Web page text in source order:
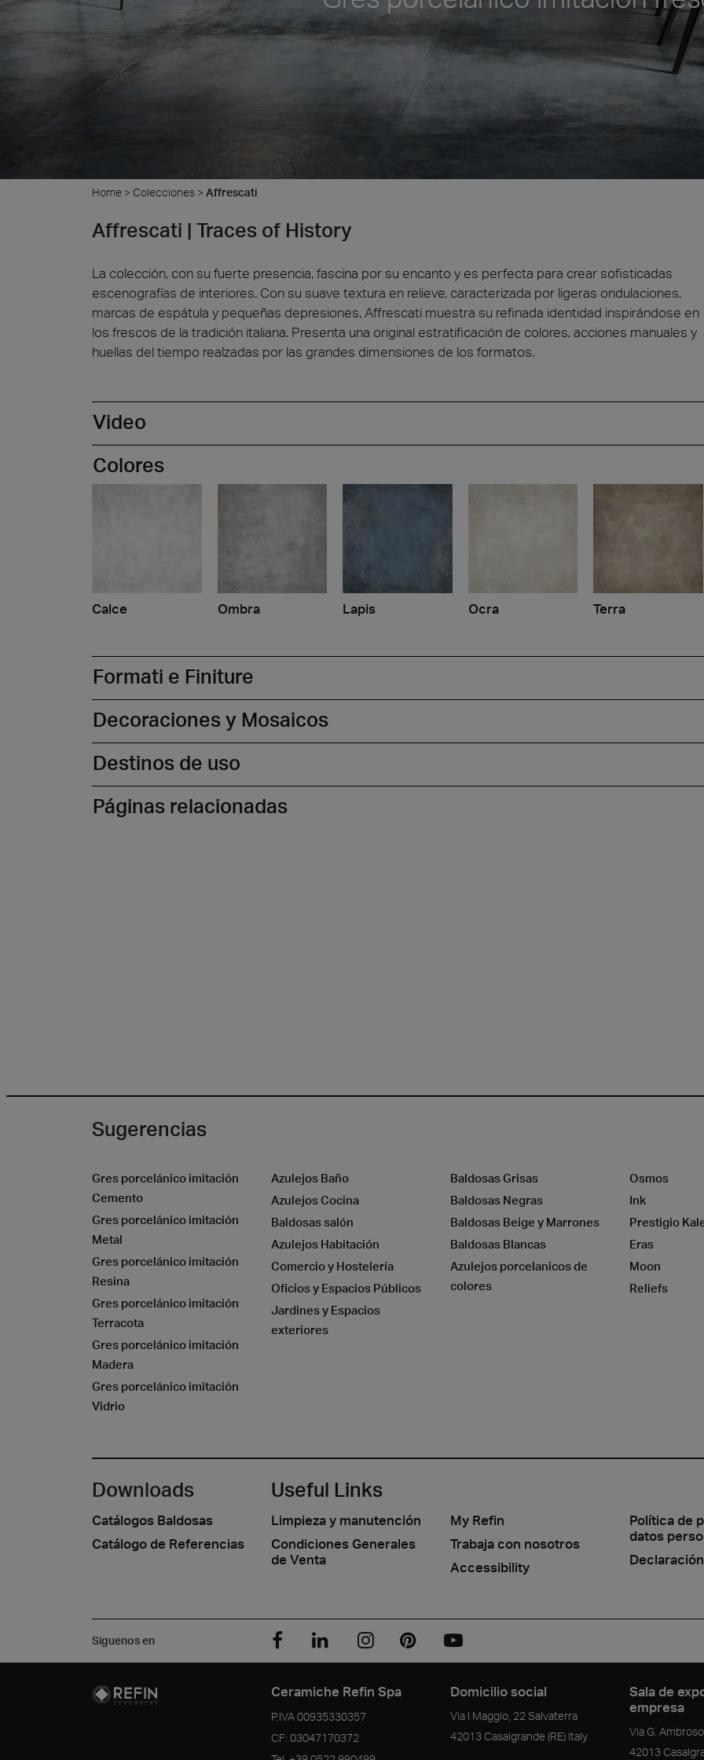
Home > Colecciones > Affrescati
Affrescati | Traces of History
La colección, con su fuerte presencia, fascina por su encanto y es perfecta para crear sofisticadas
escenografías de interiores. Con su suave textura en relieve, caracterizada por ligeras ondulaciones,
marcas de espátula y pequeñas depresiones, Affrescati muestra su refinada identidad inspirándose en
los frescos de la tradición italiana. Presenta una original estratificación de colores, acciones manuales y
huellas del tiempo realzadas por las grandes dimensiones de los formatos.
Video
Colores
Calce Ombra Lapis Ocra Terra
Formati e Finiture
Decoraciones y Mosaicos
Destinos de uso
Páginas relacionadas
Sugerencias
Gres porcelánico imitación
Cemento
Gres porcelánico imitación
Metal
Gres porcelánico imitación
Resina
Gres porcelánico imitación
Terracota
Gres porcelánico imitación
Madera
Gres porcelánico imitación
Vidrio
Azulejos Baño
Azulejos Cocina
Baldosas salón
Azulejos Habitación
Comercio y Hostelería
Oficios y Espacios Públicos
Jardines y Espacios
exteriores
Baldosas Grisas
Baldosas Negras
Baldosas Beige y Marrones
Baldosas Blancas
Azulejos porcelanicos de
colores
Osmos
Ink
Prestigio
Eras
Moon
Reliefs
Downloads
Catálogos Baldosas
Catálogo de Referencias
Useful Links
Limpieza y manutención
Condiciones Generales
de Venta
My Refin
Trabaja con nosotros
Accessibility
Política de
datos
Siguenos en
Ceramiche Refin Spa
P.IVA00935330357
CF: 03047170372
Domicilio social
Via I Maggio, 22 Salvaterra
42013 Casalgrande (RE) Italy
Sala de
empresa
Via G.
42013